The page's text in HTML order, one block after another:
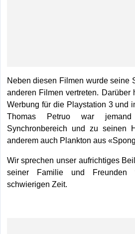
Neben diesen Filmen wurde seine
anderen Filmen vertreten. Darüber
Werbung für die Playstation 3 und
Thomas Petruo war
Synchronbereich und zu seinen
anderem auch Plankton aus
Wir sprechen unser aufrichtiges
seiner Familie und
schwierigen Zeit.